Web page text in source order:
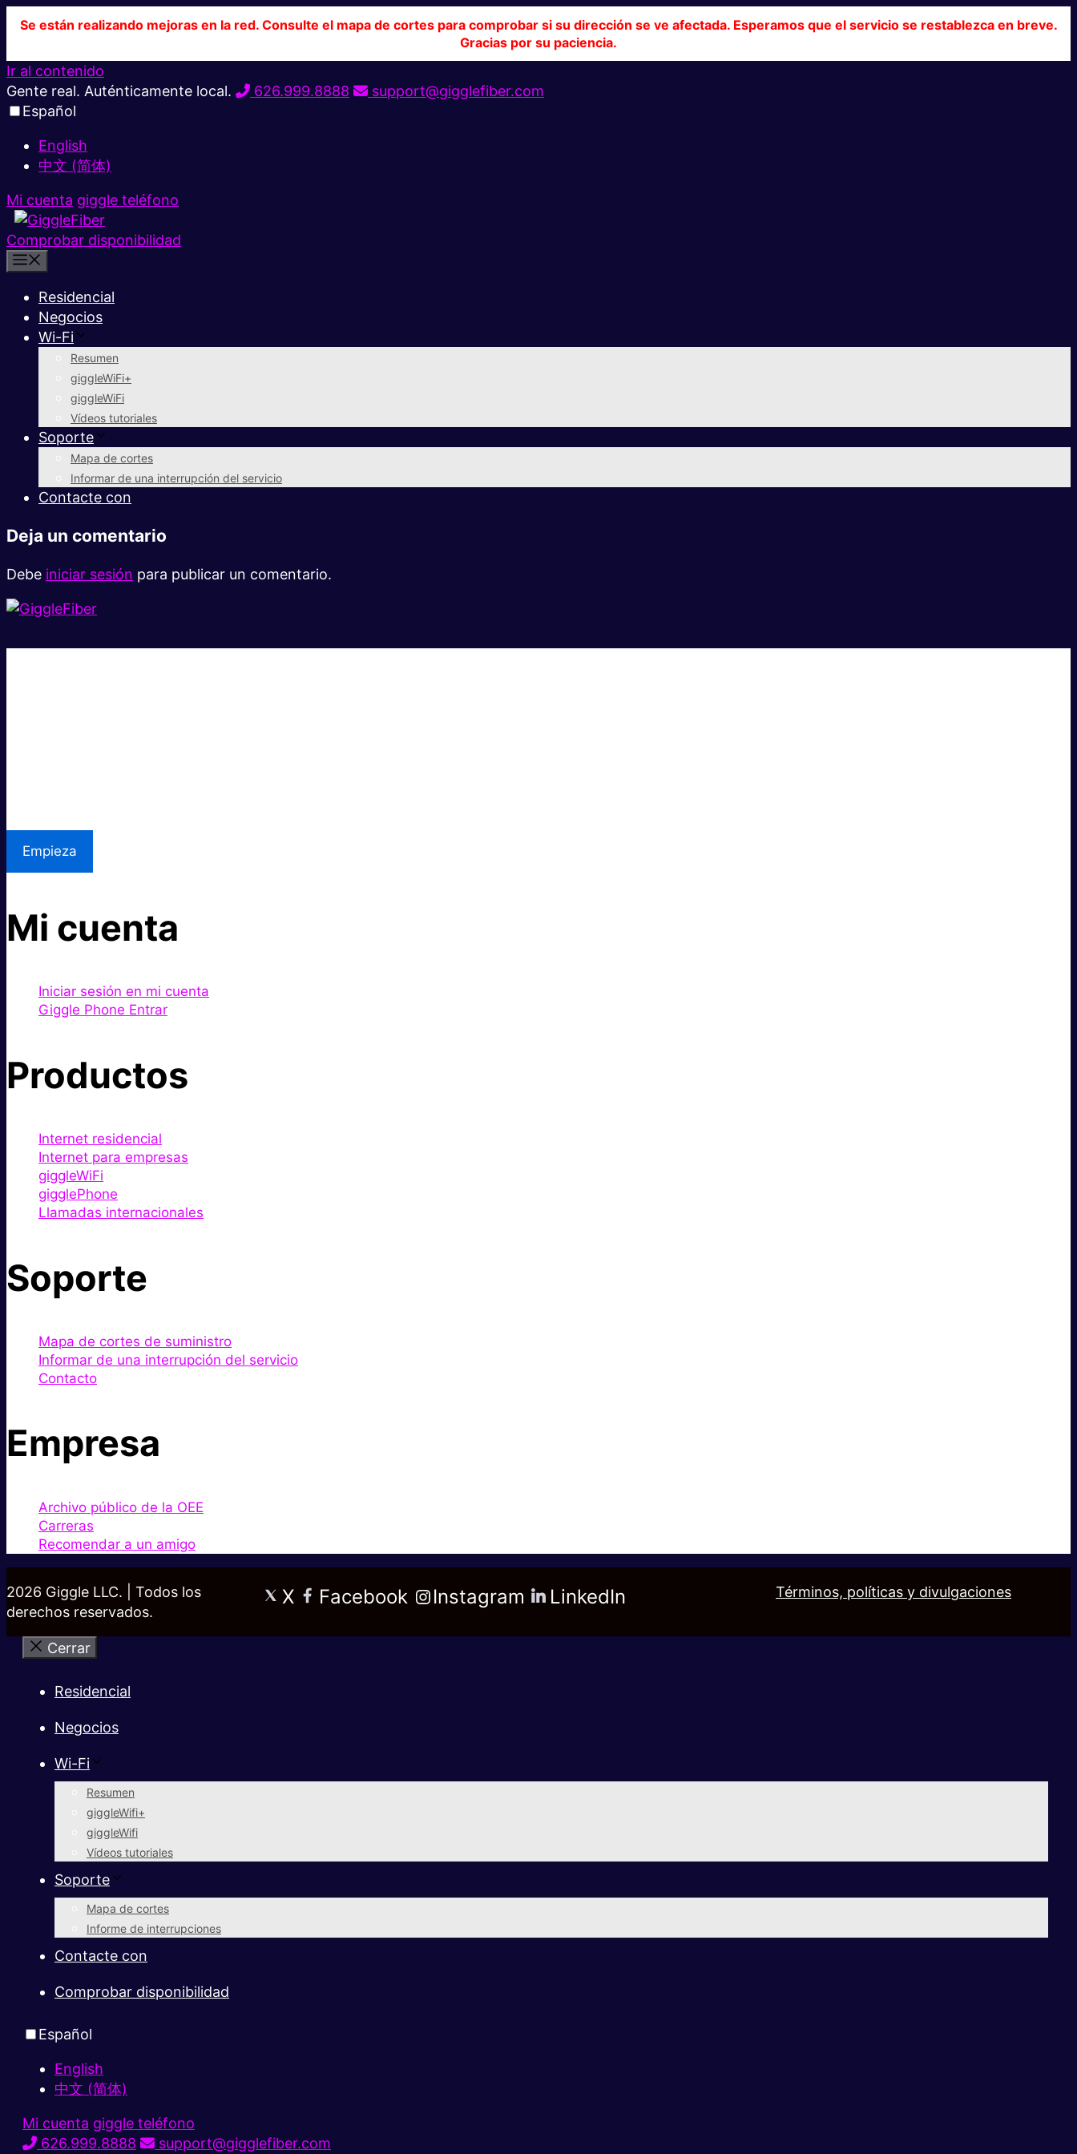
Se están realizando mejoras en la red. Consulte el mapa de cortes para comprobar si su dirección se ve afectada. Esperamos que el servicio se restablezca en breve.
Gracias por su paciencia.
Ir al contenido
Gente real. Auténticamente local.
626.999.8888
support@gigglefiber.com
Español
English
中文 (简体)
Mi cuenta giggle teléfono
Comprobar disponibilidad
Residencial
Negocios
Wi-Fi
Resumen
giggleWiFi+
giggleWiFi
Vídeos tutoriales
Soporte
Mapa de cortes
Informar de una interrupción del servicio
Contacte con
Deja un comentario
Debe iniciar sesión para publicar un comentario.
Empieza
Mi cuenta
Iniciar sesión en mi cuenta
Giggle Phone Entrar
Productos
Internet residencial
Internet para empresas
giggleWiFi
gigglePhone
Llamadas internacionales
Soporte
Mapa de cortes de suministro
Informar de una interrupción del servicio
Contacto
Empresa
Archivo público de la OEE
Carreras
Recomendar a un amigo
2026 Giggle LLC. | Todos los
derechos reservados.
X Facebook Instagram LinkedIn Términos, políticas y divulgaciones
Cerrar
Residencial
Negocios
Wi-Fi
Resumen
giggleWifi+
giggleWifi
Vídeos tutoriales
Soporte
Mapa de cortes
Informe de interrupciones
Contacte con
Comprobar disponibilidad
Español
English
中文 (简体)
Mi cuenta giggle teléfono
626.999.8888
support@gigglefiber.com